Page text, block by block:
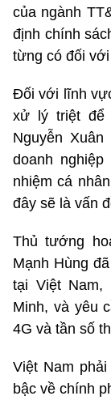
của ngành
định chính
từng có đối
Đối với lĩnh
xử lý triệt để
Nguyễn
doanh
nhiệm cá
đây sẽ là vấn
Thủ tướng
Mạnh Hùng
tại Việt
Minh, và yêu
4G và tần số
Việt Nam
bậc về chính